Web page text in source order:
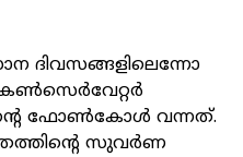
ദിവസങ്ങളിലെന്നോ
ഫോൺകോൾ വന്നത്.
സുവർണ